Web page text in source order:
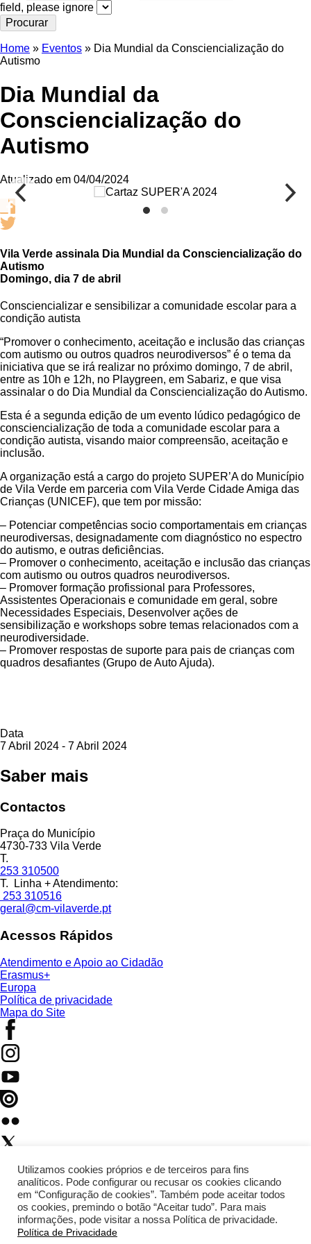
field, please ignore
Home » Eventos » Dia Mundial da Consciencialização do
Autismo
Dia Mundial da
Consciencialização do
Autismo
Atualizado em 04/04/2024
Vila Verde assinala Dia Mundial da Consciencialização do
Autismo
Domingo, dia 7 de abril
Consciencializar e sensibilizar a comunidade escolar para a
condição autista
“Promover o conhecimento, aceitação e inclusão das crianças
com autismo ou outros quadros neurodiversos” é o tema da
iniciativa que se irá realizar no próximo domingo, 7 de abril,
entre as 10h e 12h, no Playgreen, em Sabariz, e que visa
assinalar o do Dia Mundial da Consciencialização do Autismo.
Esta é a segunda edição de um evento lúdico pedagógico de
consciencialização de toda a comunidade escolar para a
condição autista, visando maior compreensão, aceitação e
inclusão.
A organização está a cargo do projeto SUPER’A do Município
de Vila Verde em parceria com Vila Verde Cidade Amiga das
Crianças (UNICEF), que tem por missão:
– Potenciar competências socio comportamentais em crianças
neurodiversas, designadamente com diagnóstico no espectro
do autismo, e outras deficiências.
– Promover o conhecimento, aceitação e inclusão das crianças
com autismo ou outros quadros neurodiversos.
– Promover formação profissional para Professores,
Assistentes Operacionais e comunidade em geral, sobre
Necessidades Especiais, Desenvolver ações de
sensibilização e workshops sobre temas relacionados com a
neurodiversidade.
– Promover respostas de suporte para pais de crianças com
quadros desafiantes (Grupo de Auto Ajuda).
Data
7 Abril 2024 - 7 Abril 2024
Saber mais
Contactos
Praça do Município
4730-733 Vila Verde
T.
253 310500
T. Linha + Atendimento:
253 310516
geral@cm-vilaverde.pt
Acessos Rápidos
Atendimento e Apoio ao Cidadão
Erasmus+
Europa
Política de privacidade
Mapa do Site
Utilizamos cookies próprios e de terceiros para fins
analíticos. Pode configurar ou recusar os cookies clicando
em “Configuração de cookies”. Também pode aceitar todos
os cookies, premindo o botão “Aceitar tudo”. Para mais
informações, pode visitar a nossa Política de privacidade.
Política de Privacidade